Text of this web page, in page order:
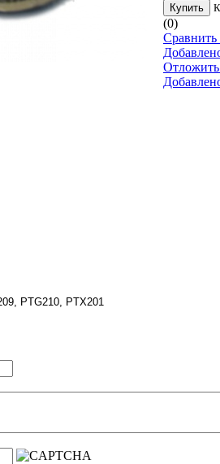
Купить
(0)
Сравнить
Отложить
PTG210, PTX201